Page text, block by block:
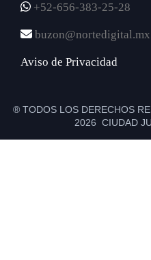
+52-656-383-25-28
buzon@nortedigital.mx
Aviso de Privacidad
® TODOS LOS DERECHOS
2026 CIUDAD